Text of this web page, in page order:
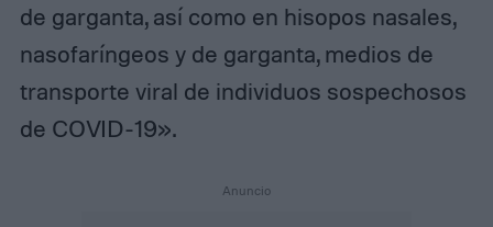
de garganta, así como en hisopos nasales,
nasofaríngeos y de garganta, medios de
transporte viral de individuos sospechosos
de COVID-19».